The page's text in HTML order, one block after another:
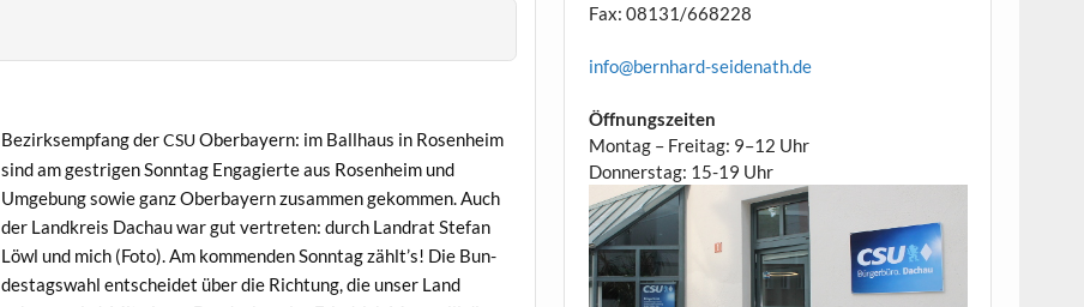
Bezirk­semp­fang derCSUOber­bay­ern: im Ball­haus in Rosen­heim
sind am gestri­gen Son­ntag Engagierte aus Rosen­heim und
Umge­bung sowie ganz Ober­bay­ern zusam­men gekom­men. Auch
der Land­kreis Dachau war gut vertreten: durch Lan­drat Ste­fan
Löwl und mich (Foto). Am kom­menden Son­ntag zählt’s! Die Bun­
destagswahl entschei­det über die Rich­tung, die unser Land
Fax: 08131/668228
info@bernhard-seidenath.de
Öffnungszeiten
Montag – Freitag: 9–12 Uhr
Donnerstag: 15-19 Uhr